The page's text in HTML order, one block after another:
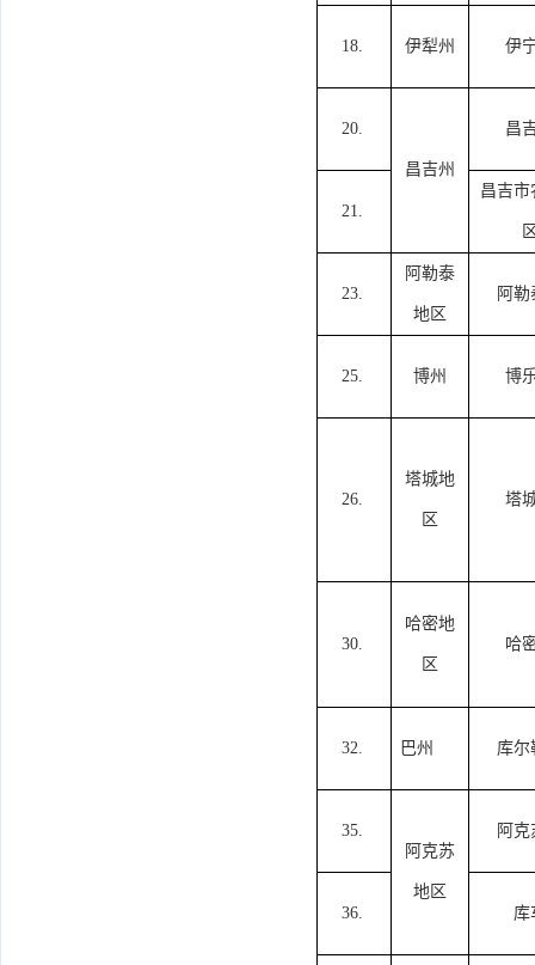
18. 伊犁州 伊
20.
昌吉州
昌
21.
昌吉市
23.
阿勒泰
地区
阿勒
25. 博州 博
26.
塔城地
区
塔
30.
哈密地
区
哈
32. 巴州 库尔
35.
阿克苏
地区
阿克
36. 库